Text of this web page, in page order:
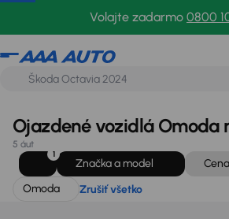
Volajte zadarmo 0800
Omoda
Ojazdené vozidlá Omoda
5 áut
1
Značka a model Cena
Omoda
Zrušiť všetko